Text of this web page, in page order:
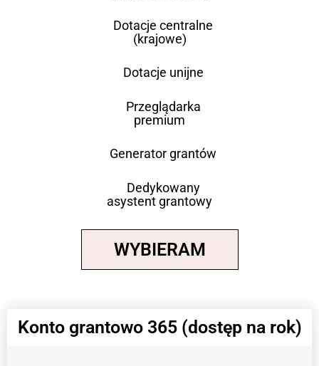
Dotacje centralne
(krajowe)
Dotacje unijne
Przeglądarka
premium
Generator grantów
Dedykowany
asystent grantowy
WYBIERAM
Konto grantowo 365 (dostęp na rok)